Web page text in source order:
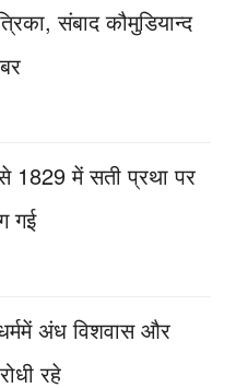
संबाद कौमुडियान्द
1829 में सती प्रथा पर
गई
अंध विशवास और
रहे